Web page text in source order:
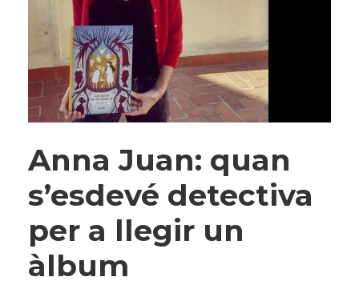
Anna Juan: quan
s’esdevé detectiva
per a llegir un
àlbum